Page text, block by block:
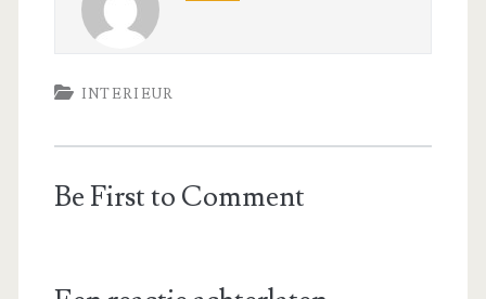
INTERIEUR
Be First to Comment